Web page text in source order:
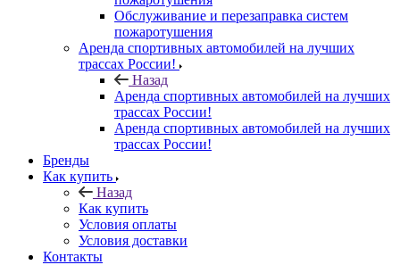
Обслуживание и перезаправка систем
пожаротушения
Аренда спортивных автомобилей на лучших
трассах России!
Назад
Аренда спортивных автомобилей на лучших
трассах России!
Аренда спортивных автомобилей на лучших
трассах России!
Бренды
Как купить
Назад
Как купить
Условия оплаты
Условия доставки
Контакты